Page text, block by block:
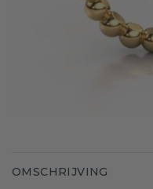
OMSCHRIJVING